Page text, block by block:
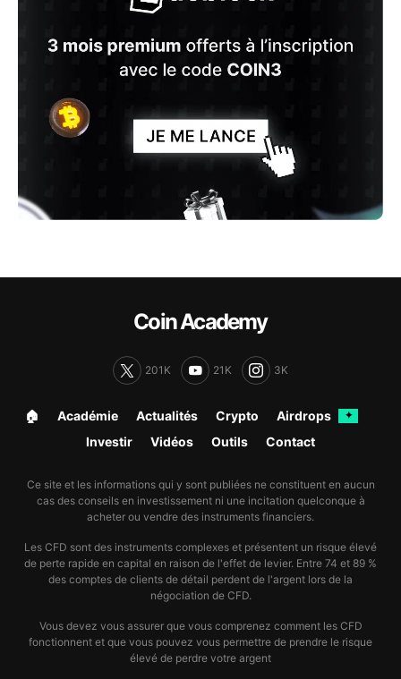
Coin Academy
201K 21K 3K
🏠︎ Académie Actualités Crypto Airdrops ✦
Investir Vidéos Outils Contact
Ce site et les informations qui y sont publiées ne constituent en aucun
cas des conseils en investissement ni une incitation quelconque à
acheter ou vendre des instruments financiers.
Les CFD sont des instruments complexes et présentent un risque élevé
de perte rapide en capital en raison de l'effet de levier. Entre 74 et 89 %
des comptes de clients de détail perdent de l'argent lors de la
négociation de CFD.
Vous devez vous assurer que vous comprenez comment les CFD
fonctionnent et que vous pouvez vous permettre de prendre le risque
élevé de perdre votre argent